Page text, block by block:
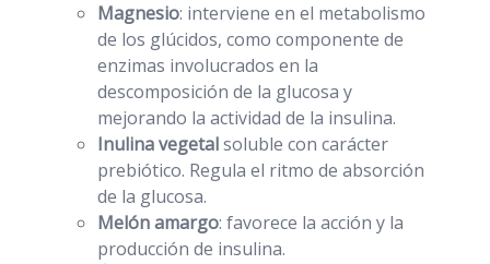
Magnesio: interviene en el metabolismo
de los glúcidos, como componente de
enzimas involucrados en la
descomposición de la glucosa y
mejorando la actividad de la insulina.
Inulina vegetalsoluble con carácter
prebiótico. Regula el ritmo de absorción
de la glucosa.
Melón amargo: favorece la acción y la
producción de insulina.